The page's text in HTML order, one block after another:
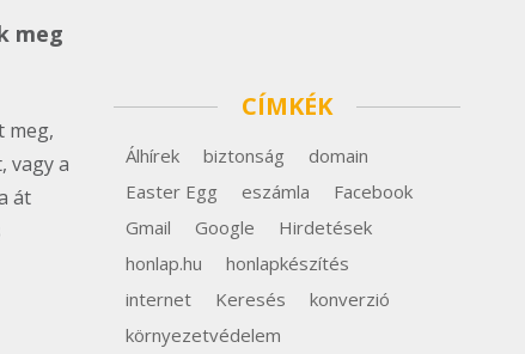
meg
meg,
vagy a
át
CÍMKÉK
Álhírek biztonság
domain
Easter Egg
eszámla
Facebook
Gmail
Google
Hirdetések
honlap.hu
honlapkészítés
internet
Keresés
konverzió
környezetvédelem